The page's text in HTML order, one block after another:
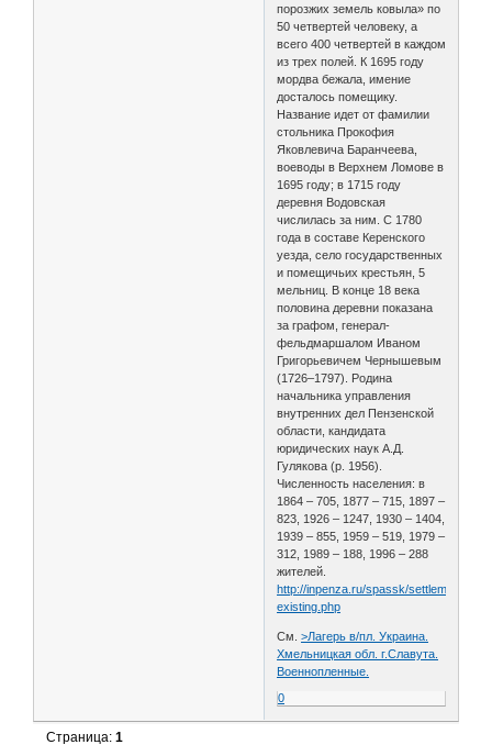
порозжих земель ковыла» по
50 четвертей человеку, а
всего 400 четвертей в каждом
из трех полей. К 1695 году
мордва бежала, имение
досталось помещику.
Название идет от фамилии
стольника Прокофия
Яковлевича Баранчеева,
воеводы в Верхнем Ломове в
1695 году; в 1715 году
деревня Водовская
числилась за ним. С 1780
года в составе Керенского
уезда, село государственных
и помещичьих крестьян, 5
мельниц. В конце 18 века
половина деревни показана
за графом, генерал-
фельдмаршалом Иваном
Григорьевичем Чернышевым
(1726–1797). Родина
начальника управления
внутренних дел Пензенской
области, кандидата
юридических наук А.Д.
Гулякова (р. 1956).
Численность населения: в
1864 – 705, 1877 – 715, 1897 –
823, 1926 – 1247, 1930 – 1404,
1939 – 855, 1959 – 519, 1979 –
312, 1989 – 188, 1996 – 288
жителей.
http://inpenza.ru/spassk/settlements-
existing.php
См.>Лагерь в/пл. Украина.
Хмельницкая обл. г.Славута.
Военнопленные.
0
Страница:1